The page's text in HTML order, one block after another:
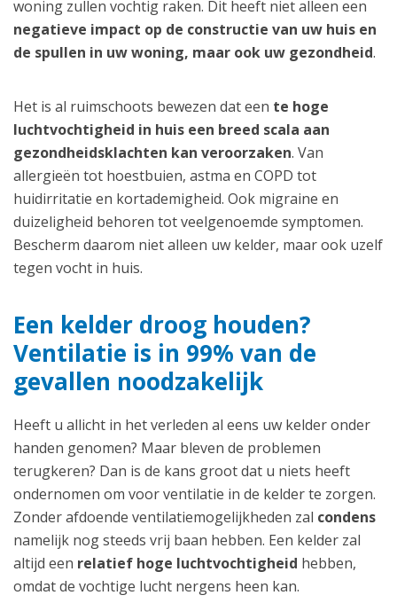
woning zullen vochtig raken. Dit heeft niet alleen een
negatieve impact op de constructie van uw huis en
de spullen in uw woning, maar ook uw gezondheid.
Het is al ruimschoots bewezen dat een te hoge
luchtvochtigheid in huis een breed scala aan
gezondheidsklachten kan veroorzaken. Van
allergieën tot hoestbuien, astma en COPD tot
huidirritatie en kortademigheid. Ook migraine en
duizeligheid behoren tot veelgenoemde symptomen.
Bescherm daarom niet alleen uw kelder, maar ook uzelf
tegen vocht in huis.
Een kelder droog houden?
Ventilatie is in 99% van de
gevallen noodzakelijk
Heeft u allicht in het verleden al eens uw kelder onder
handen genomen? Maar bleven de problemen
terugkeren? Dan is de kans groot dat u niets heeft
ondernomen om voor ventilatie in de kelder te zorgen.
Zonder afdoende ventilatiemogelijkheden zal condens
namelijk nog steeds vrij baan hebben. Een kelder zal
altijd een relatief hoge luchtvochtigheid hebben,
omdat de vochtige lucht nergens heen kan.